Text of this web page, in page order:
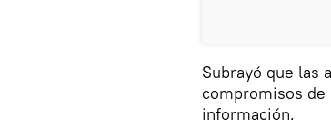
Subrayó que las
compromisos de
información.